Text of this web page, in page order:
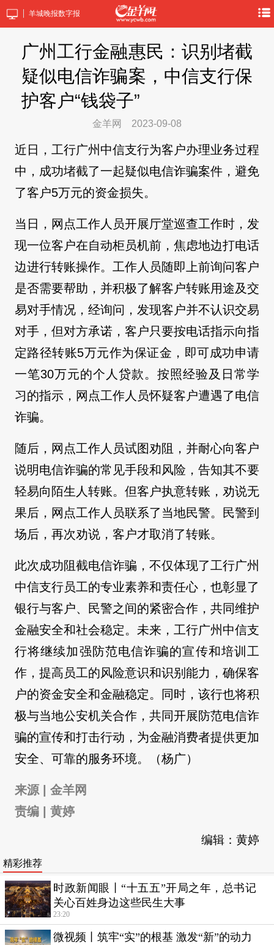
羊城晚报数字报
广州工行金融惠民：识别堵截
疑似电信诈骗案，中信支行保
护客户“钱袋子”
金羊网 2023-09-08
近日，工行广州中信支行为客户办理业务过程
中，成功堵截了一起疑似电信诈骗案件，避免
了客户5万元的资金损失。
当日，网点工作人员开展厅堂巡查工作时，发
现一位客户在自动柜员机前，焦虑地边打电话
边进行转账操作。工作人员随即上前询问客户
是否需要帮助，并积极了解客户转账用途及交
易对手情况，经询问，发现客户并不认识交易
对手，但对方承诺，客户只要按电话指示向指
定路径转账5万元作为保证金，即可成功申请
一笔30万元的个人贷款。按照经验及日常学
习的指示，网点工作人员怀疑客户遭遇了电信
诈骗。
随后，网点工作人员试图劝阻，并耐心向客户
说明电信诈骗的常见手段和风险，告知其不要
轻易向陌生人转账。但客户执意转账，劝说无
果后，网点工作人员联系了当地民警。民警到
场后，再次劝说，客户才取消了转账。
此次成功阻截电信诈骗，不仅体现了工行广州
中信支行员工的专业素养和责任心，也彰显了
银行与客户、民警之间的紧密合作，共同维护
金融安全和社会稳定。未来，工行广州中信支
行将继续加强防范电信诈骗的宣传和培训工
作，提高员工的风险意识和识别能力，确保客
户的资金安全和金融稳定。同时，该行也将积
极与当地公安机关合作，共同开展防范电信诈
骗的宣传和打击行动，为金融消费者提供更加
安全、可靠的服务环境。（杨广）
来源 | 金羊网
责编 | 黄婷
编辑：黄婷
精彩推荐